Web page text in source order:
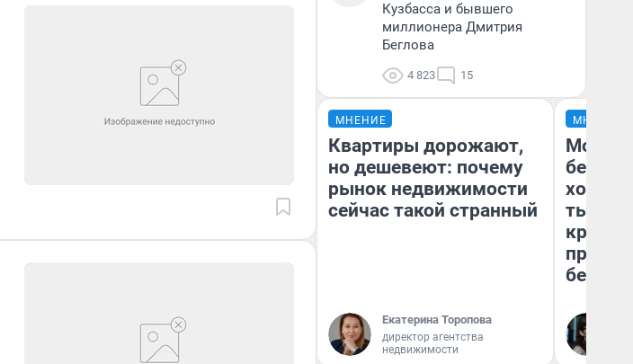
Кузбасса и бывшего
миллионера Дмитрия
Беглова
4 823 15
МНЕНИЕ
Квартиры дорожают,
но дешевеют: почему
рынок недвижимости
сейчас такой странный
Екатерина Торопова
директор агентства
недвижимости
МНЕНИЕ
Мой
хотела
тысяч,